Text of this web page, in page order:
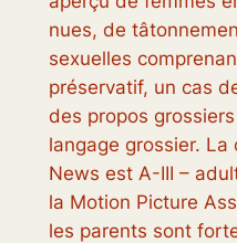
nues, de
sexuelles
préservatif, un cas
des propos
langage grossier. La
News est A-III –
la Motion Picture
les parents sont